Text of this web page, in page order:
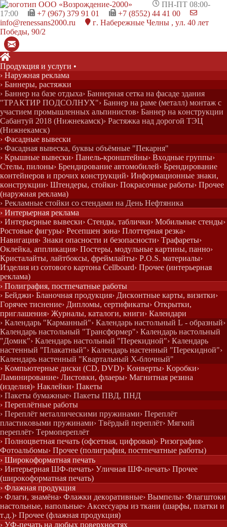
 ПН-ПТ 08:00-
17:00
 +7 (967) 379 91 01  +7 (8552) 44 41 00 
info@renessans2000.ru  г. Набережные Челны , ул. 40 лет
Победы, 90/2

Продукция и услуги •
› Наружная реклама
› Баннеры, растяжки
› Баннер на базе отдыха› Баннерная сетка на фасаде здания
"ТРАКТИР ПОДСОЛНУХ"› Баннер на раме (металл) монтаж с
участием промышленных альпинистов› Баннер на конструкции
Сабантуй 2018 (Нижнекамск)› Растяжка над дорогой ТЭЦ
(Нижнекамск)
› Фасадные вывески
› Фасадная вывеска, буквы объёмные "Пекарня"
› Крышные вывески› Панель-кронштейны› Входные группы›
Стелы, пилоны› Брендирование автомобилей› Брендирование
контейнеров и прочих конструкций› Информационные знаки,
конструкции› Штендеры, стойки› Покрасочные работы› Прочее
(наружная реклама)
› Рекламные стойки со стендами на День Нефтяника
› Интерьерная реклама
› Интерьерные вывески› Стенды, таблички› Мобильные стенды›
Ростовые фигуры› Ресепшен зона› Плоттерная резка›
Навигация› Знаки опасности и безопасности› Трафареты›
Оклейка, аппликация› Постеры, модульные картины, панно›
Кристалайты, лайтбоксы, фреймлайты› P.O.S. материалы›
Изделия из сотового картона Cellboard› Прочее (интерьерная
реклама)
› Полиграфия, постпечатные работы
› Бейджи› Бланочная продукция› Дисконтные карты, визитки›
Горячее тиснение› Дипломы, сертификаты› Открытки,
приглашения› Журналы, каталоги, книги› Календари
› Календарь "Карманный"› Календарь настольный L - образный›
Календарь настольный "Трансформер"› Календарь настольный
"Домик"› Календарь настольный "Перекидной"› Календарь
настенный "Плакатный"› Календарь настенный "Перекидной"›
Календарь настенный "Квартальный Х-блочный"
› Компьютерные диски (CD, DVD)› Конверты› Коробки›
Ламинирование› Листовки, флаеры› Магнитная резина
(изделия)› Наклейки› Пакеты
› Пакеты бумажные› Пакеты ПВД, ПНД
› Переплётные работы
› Переплёт металлическими пружинами› Переплёт
пластиковыми пружинами› Твёрдый переплёт› Мягкий
переплёт› Термопереплёт
› Полноцветная печать (офсетная, цифровая)› Ризография›
Фотоальбомы› Прочее (полиграфия, постпечатные работы)
› Широкоформатная печать
› Интерьерная ШФ-печать› Уличная ШФ-печать› Прочее
(широкоформатная печать)
› Флажная продукция
› Флаги, знамёна› Флажки декоративные› Вымпелы› Флагштоки
настольные, напольные› Аксессуары из ткани (шарфы, платки и
т.д.)› Прочее (флажная продукция)
› УФ-печать на любых поверхностях
Главная
›
Портфолио
›
Наружная реклама
›
Крышные вывески
›
Буквы объёмные "КЛИНИКА СМ"